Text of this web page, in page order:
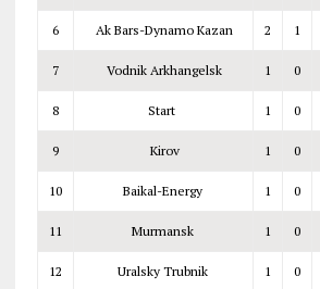
6 Ak Bars-DynamoKazan 2 1
7 VodnikArkhangelsk 1 0
8 Start 1 0
9 Kirov 1 0
10 Baikal-Energy 1 0
11 Murmansk 1 0
12 Uralsky Trubnik 1 0